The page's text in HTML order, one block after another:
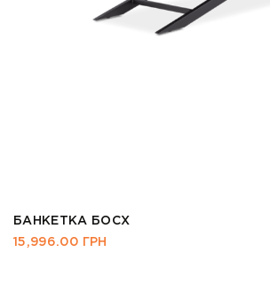
БАНКЕТКА БОСХ
15,996.00 ГРН